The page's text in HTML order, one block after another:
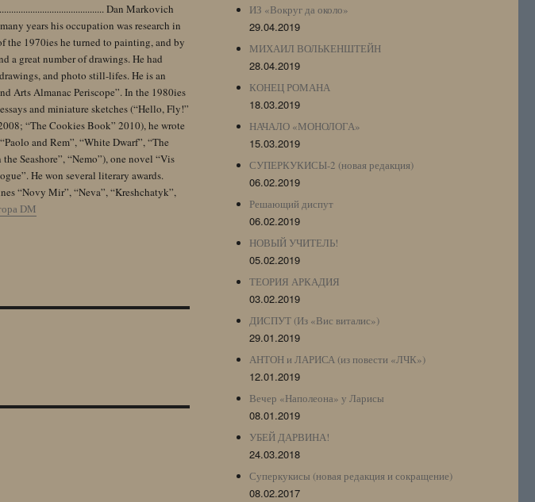
Dan Markovich
years his occupation was research in
the 1970ies he turned to painting, and by
a great number of drawings. He had
and photo still-lifes. He is an
Arts Almanac Periscope”. In the 1980ies
and miniature sketches (“Hello, Fly!”
“The Cookies Book” 2010), he wrote
and Rem”, “White Dwarf”, “The
Seashore”, “Nemo”), one novel “Vis
He won several literary awards.
“Novy Mir”, “Neva”, “Kreshchatyk”,
DM
ИЗ «Вокруг да около»
29.04.2019
МИХАИЛ ВОЛЬКЕНШТЕЙН
28.04.2019
КОНЕЦ РОМАНА
18.03.2019
НАЧАЛО «МОНОЛОГА»
15.03.2019
СУПЕРКУКИСЫ-2 (новая редакция)
06.02.2019
Решающий диспут
06.02.2019
НОВЫЙ УЧИТЕЛЬ!
05.02.2019
ТЕОРИЯ АРКАДИЯ
03.02.2019
ДИСПУТ (Из «Вис виталис»)
29.01.2019
АНТОН и ЛАРИСА (из повести «ЛЧК»)
12.01.2019
Вечер «Наполеона» у Ларисы
08.01.2019
УБЕЙ ДАРВИНА!
24.03.2018
Суперкукисы (новая редакция и сокращение)
08.02.2017